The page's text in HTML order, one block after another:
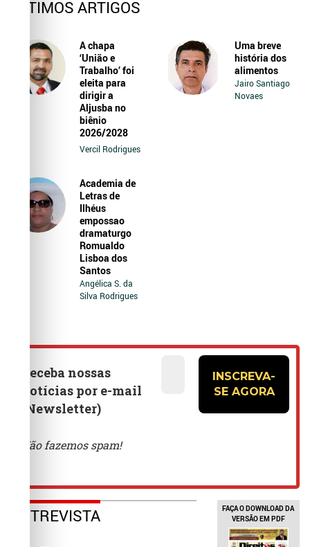
ÚLTIMOS ARTIGOS
A chapa
‘União e
Trabalho’ foi
eleita para
dirigir a
Aljusba no
biênio
2026/2028
Vercil Rodrigues
Uma breve
história dos
alimentos
Jairo Santiago
Novaes
Academia de
Letras de
Ilhéus
empossao
dramaturgo
Romualdo
Lisboa dos
Santos
Angélica S. da
Silva Rodrigues
ENTREVISTA
FAÇA O DOWNLOAD DA
VERSÃO EM PDF